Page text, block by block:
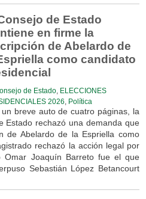
de Estado
en firme la
de Abelardo de
como candidato
de Estado,
ELECCIONES
2026
Política
breve auto de cuatro páginas, la
Estado rechazó una demanda que
de Abelardo de la Espriella como
rechazó la acción legal por
Omar Joaquín Barreto fue el que
Sebastián López Betancourt